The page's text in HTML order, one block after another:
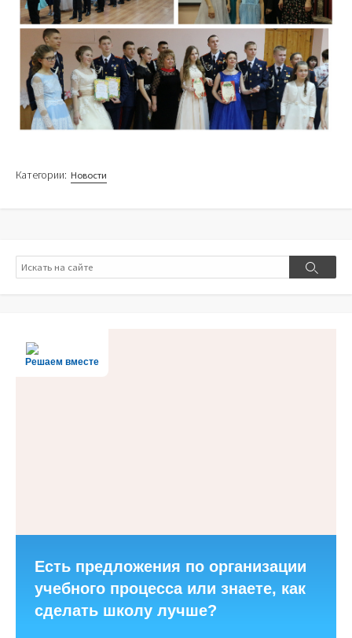
Категории: Новости
Поиск
Поиск
Решаем вместе
Есть предложения по организации
учебного процесса или знаете, как
сделать школу лучше?